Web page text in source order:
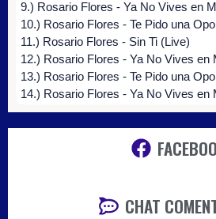
9.) Rosario Flores - Ya No Vives en
10.) Rosario Flores - Te Pido una
11.) Rosario Flores - Sin Ti (Live)
12.) Rosario Flores - Ya No Vives en
13.) Rosario Flores - Te Pido una
14.) Rosario Flores - Ya No Vives en
15.) Rosario Flores - Sin Ti (Live)
16.) Rosario Flores - Te Pido una
17.) Rosario Flores - Sin Ti (Live)
20.) Rosario Flores - Ya No Vives en
CHAT